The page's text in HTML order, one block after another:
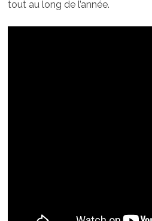
tout au long de l’année.